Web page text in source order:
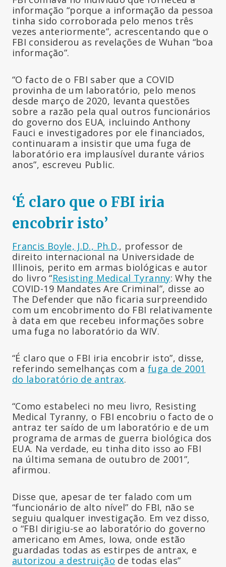
informação “porque a informação da pessoa
tinha sido corroborada pelo menos três
vezes anteriormente”, acrescentando que o
FBI considerou as revelações de Wuhan “boa
informação”.
“O facto de o FBI saber que a COVID
provinha de um laboratório, pelo menos
desde março de 2020, levanta questões
sobre a razão pela qual outros funcionários
do governo dos EUA, incluindo Anthony
Fauci e investigadores por ele financiados,
continuaram a insistir que uma fuga de
laboratório era implausível durante vários
anos”, escreveu Public.
‘É claro que o FBI iria
encobrir isto’
Francis Boyle, J.D., Ph.D., professor de
direito internacional na Universidade de
Illinois, perito em armas biológicas e autor
do livro “Resisting Medical Tyranny: Why the
COVID-19 Mandates Are Criminal”, disse ao
The Defender que não ficaria surpreendido
com um encobrimento do FBI relativamente
à data em que recebeu informações sobre
uma fuga no laboratório da WIV.
“É claro que o FBI iria encobrir isto”, disse,
referindo semelhanças com afuga de 2001
do laboratório de antrax.
“Como estabeleci no meu livro, Resisting
Medical Tyranny, o FBI encobriu o facto de o
antraz ter saído de um laboratório e de um
programa de armas de guerra biológica dos
EUA. Na verdade, eu tinha dito isso ao FBI
na última semana de outubro de 2001”,
afirmou.
Disse que, apesar de ter falado com um
“funcionário de alto nível” do FBI, não se
seguiu qualquer investigação. Em vez disso,
o “FBI dirigiu-se ao laboratório do governo
americano em Ames, Iowa, onde estão
guardadas todas as estirpes de antrax, e
autorizou a destruição de todas elas”